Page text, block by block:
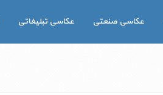
عکاسی صنعتی عکاسی تبلیغاتی